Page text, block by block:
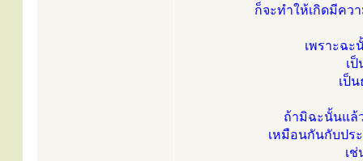
ก็จะทำให้เกิดมีคว
เพราะฉ
เ
เป็
ถ้ามิฉะนั้นแล้
เหมือนกันกับปร
เ